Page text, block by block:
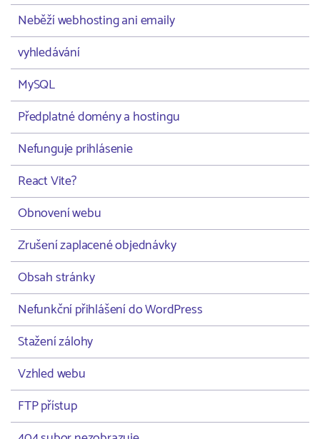
Neběží webhosting ani emaily
vyhledávání
MySQL
Předplatné domény a hostingu
Nefunguje prihlásenie
React Vite?
Obnovení webu
Zrušení zaplacené objednávky
Obsah stránky
Nefunkční přihlášení do WordPress
Stažení zálohy
Vzhled webu
FTP přístup